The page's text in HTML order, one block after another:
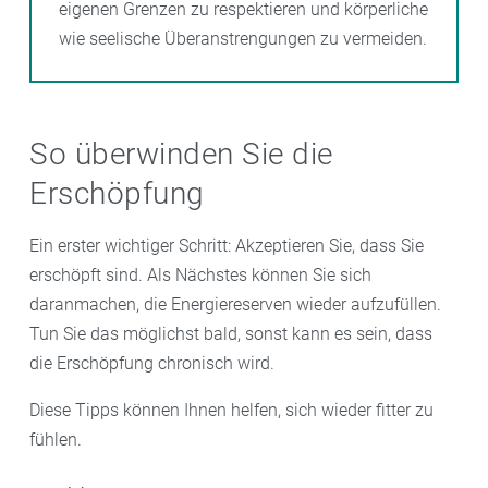
eigenen Grenzen zu respektieren und körperliche
wie seelische Überanstrengungen zu vermeiden.
So überwinden Sie die
Erschöpfung
Ein erster wichtiger Schritt: Akzeptieren Sie, dass Sie
erschöpft sind. Als Nächstes können Sie sich
daranmachen, die Energiereserven wieder aufzufüllen.
Tun Sie das möglichst bald, sonst kann es sein, dass
die Erschöpfung chronisch wird.
Diese Tipps können Ihnen helfen, sich wieder fitter zu
fühlen.